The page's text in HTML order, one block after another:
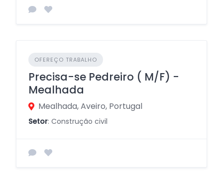
OFEREÇO TRABALHO
Precisa-se Pedreiro ( M/F) -
Mealhada
Mealhada, Aveiro, Portugal
Setor: Construção civil